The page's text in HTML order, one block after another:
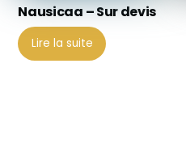
Nausicaa – Sur devis
Lire la suite